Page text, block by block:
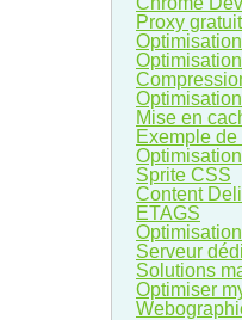
Proxy
Mise en
Exemple
Sprite CSS
Content
ETAGS
Serveur
Solutions
Optimiser